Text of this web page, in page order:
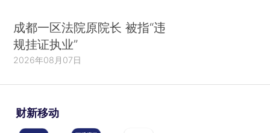
成都一区法院原院长 被指“违
规挂证执业”
2026年08月07日
财新移动